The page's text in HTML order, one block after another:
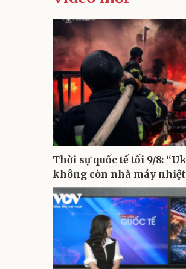
Thời sự quốc tế tối 9/8:
không còn nhà máy